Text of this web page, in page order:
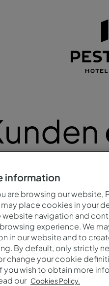
Regionen und Städte
information
are browsing our website,
place cookies in your
website navigation and
experience. We
in our website and to
By default, only strictly
change your cookie
you wish to obtain more
our Cookies Policy.